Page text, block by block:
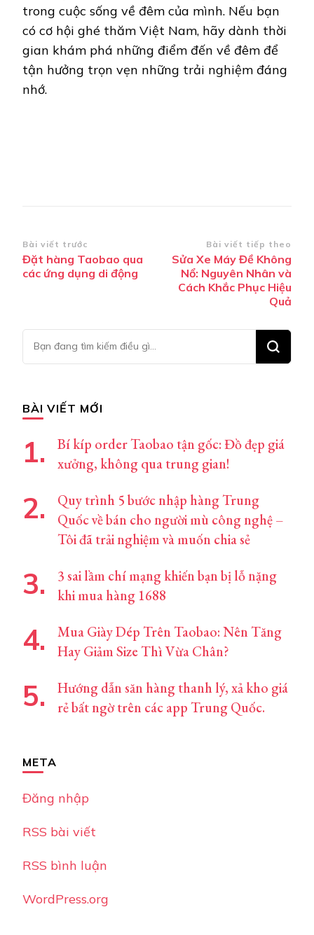
trong cuộc sống về đêm của mình. Nếu bạn
có cơ hội ghé thăm Việt Nam, hãy dành thời
gian khám phá những điểm đến về đêm để
tận hưởng trọn vẹn những trải nghiệm đáng
nhớ.
Điều
hướng
Bài viết trước
Đặt hàng Taobao qua
các ứng dụng di động
Bài viết tiếp theo
Sửa Xe Máy Đề Không
Nổ: Nguyên Nhân và
Cách Khắc Phục Hiệu
Quả
Bạn
muốn
BÀI VIẾT MỚI
Bí kíp order Taobao tận gốc: Đồ đẹp giá
xưởng, không qua trung gian!
Quy trình 5 bước nhập hàng Trung
Quốc về bán cho người mù công nghệ –
Tôi đã trải nghiệm và muốn chia sẻ
3 sai lầm chí mạng khiến bạn bị lỗ nặng
khi mua hàng 1688
Mua Giày Dép Trên Taobao: Nên Tăng
Hay Giảm Size Thì Vừa Chân?
Hướng dẫn săn hàng thanh lý, xả kho giá
rẻ bất ngờ trên các app Trung Quốc.
META
Đăng nhập
RSS bài viết
RSS bình luận
WordPress.org